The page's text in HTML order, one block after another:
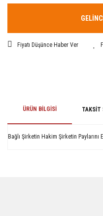
Fiyatı Düşünce Haber Ver
ÜRÜN BILGISI TAKSIT
Bağlı Şirketin Hakim Şirketin Paylarını